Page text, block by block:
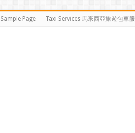
Sample Page Taxi Services 馬來西亞旅遊包車